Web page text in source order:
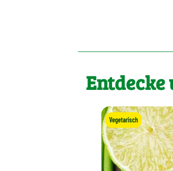
Entdecke
Vegetarisch